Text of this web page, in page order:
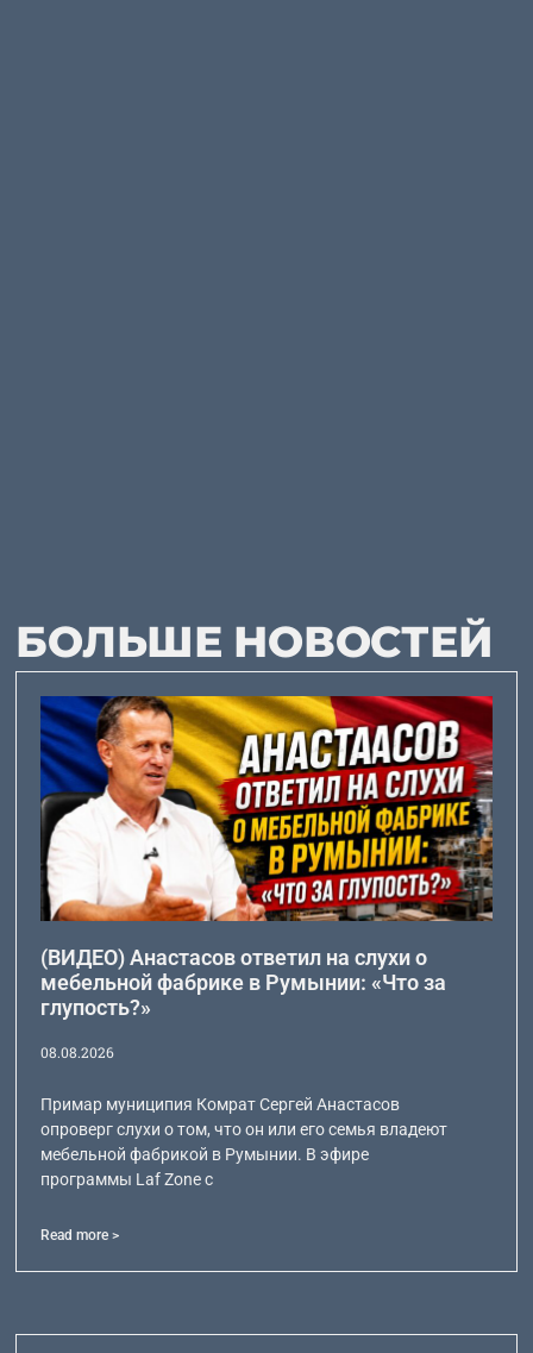
БОЛЬШЕ НОВОСТЕЙ
(ВИДЕО) Анастасов ответил на слухи о
мебельной фабрике в Румынии: «Что за
глупость?»
08.08.2026
Примар муниципия Комрат Сергей Анастасов
опроверг слухи о том, что он или его семья владеют
мебельной фабрикой в Румынии. В эфире
программы Laf Zone с
Read more >